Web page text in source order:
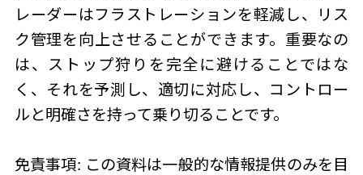
レーダーはフラストレーションを軽減し、リス
ク管理を向上させることができます。重要なの
は、 ストップ狩り を完全に避けることではな
く、それを予測し、適切に対応し、コントロー
ルと明確さを持って乗り切ることです。
免責事項: この資料は一般的な情報提供のみを目